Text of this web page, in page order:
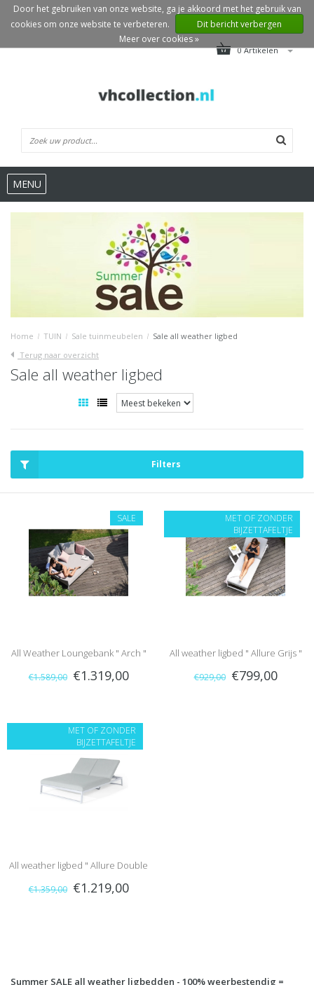
0 Artikelen
MENU
Home / TUIN / Sale tuinmeubelen / Sale all weather ligbed
Terug naar overzicht
Sale all weather ligbed
Filters
SALE
All Weather Loungebank " Arch "
grijs
€1.589,00 €1.319,00
MET OF ZONDER
BIJZETTAFELTJE
All weather ligbed " Allure Grijs "
€929,00 €799,00
MET OF ZONDER
BIJZETTAFELTJE
All weather ligbed " Allure Double
Grijs "
€1.359,00 €1.219,00
Summer SALE all weather ligbedden - 100% weerbestendig =
Door het gebruiken van onze website, ga je akkoord met het gebruik van
cookies om onze website te verbeteren.
Dit bericht verbergen
Meer over cookies »